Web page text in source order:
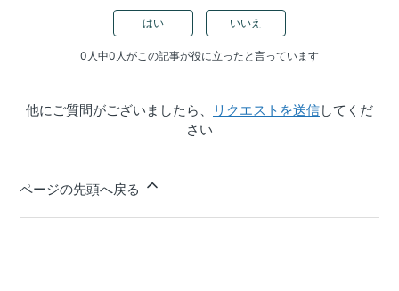
はい いいえ
0人中0人がこの記事が役に立ったと言っています
他にご質問がございましたら、 リクエストを送信してくだ
さい
ページの先頭へ戻る